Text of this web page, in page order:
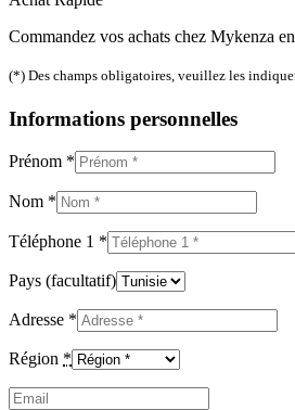
Commandez vos achats chez Mykenza
(*) Des champs obligatoires, veuillez les
Informations personnelles
Prénom *
Nom *
Téléphone 1 *
Pays (facultatif)
Adresse *
Région *
Email